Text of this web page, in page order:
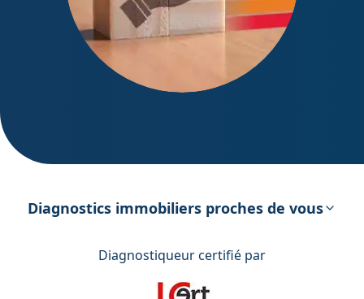
énergétique
Diagnostics immobiliers proches de vous
Diagnostiqueur certifié par